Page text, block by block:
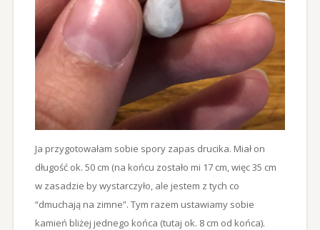
Ja przygotowałam sobie spory zapas drucika. Miał on
długość ok. 50 cm (na końcu zostało mi 17 cm, więc 35 cm
w zasadzie by wystarczyło, ale jestem z tych co
“dmuchają na zimne”. Tym razem ustawiamy sobie
kamień bliżej jednego końca (tutaj ok. 8 cm od końca).